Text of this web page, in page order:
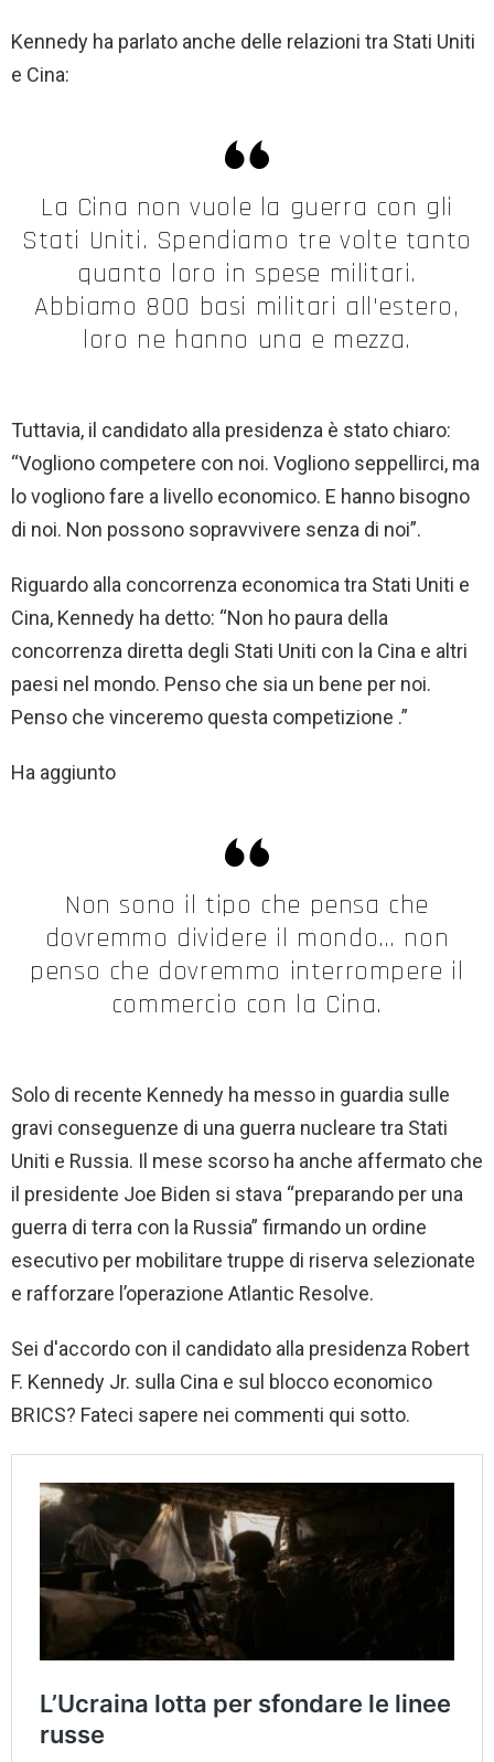
Kennedy ha parlato anche delle relazioni tra Stati Uniti
e Cina:
La Cina non vuole la guerra con gli
Stati Uniti. Spendiamo tre volte tanto
quanto loro in spese militari.
Abbiamo 800 basi militari all'estero,
loro ne hanno una e mezza.
Tuttavia, il candidato alla presidenza è stato chiaro:
“Vogliono competere con noi. Vogliono seppellirci, ma
lo vogliono fare a livello economico. E hanno bisogno
di noi. Non possono sopravvivere senza di noi”.
Riguardo alla concorrenza economica tra Stati Uniti e
Cina, Kennedy ha detto: “Non ho paura della
concorrenza diretta degli Stati Uniti con la Cina e altri
paesi nel mondo. Penso che sia un bene per noi.
Penso che vinceremo questa competizione .”
Ha aggiunto
Non sono il tipo che pensa che
dovremmo dividere il mondo… non
penso che dovremmo interrompere il
commercio con la Cina.
Solo di recente Kennedy ha messo in guardia sulle
gravi conseguenze di una guerra nucleare tra Stati
Uniti e Russia. Il mese scorso ha anche affermato che
il presidente Joe Biden si stava “preparando per una
guerra di terra con la Russia” firmando un ordine
esecutivo per mobilitare truppe di riserva selezionate
e rafforzare l’operazione Atlantic Resolve.
Sei d'accordo con il candidato alla presidenza Robert
F. Kennedy Jr. sulla Cina e sul blocco economico
BRICS? Fateci sapere nei commenti qui sotto.